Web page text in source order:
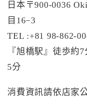
日本〒900-0036
目16−3
TEL :+81 98-862-
『旭橋駅』徒歩約
5分
消費資訊請依店家